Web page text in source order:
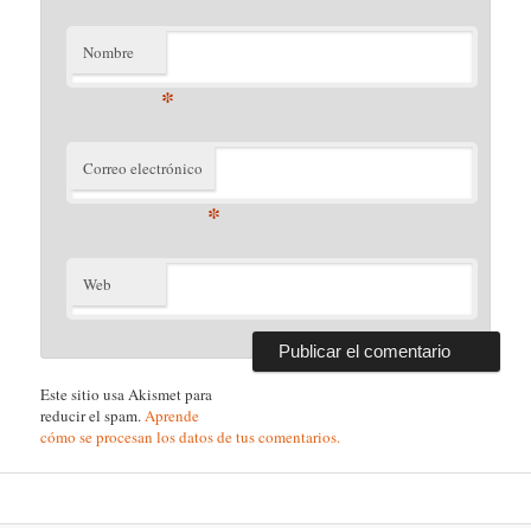
Nombre
*
Correo electrónico
*
Web
Este sitio usa Akismet para
reducir el spam.Aprende
cómo se procesan los datos de tus comentarios.